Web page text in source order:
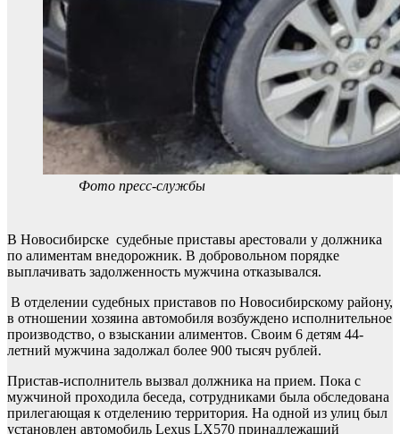
Фото пресс-службы
В Новосибирске судебные приставы арестовали у должника
по алиментам внедорожник. В добровольном порядке
выплачивать задолженность мужчина отказывался.
В отделении судебных приставов по Новосибирскому району,
в отношении хозяина автомобиля возбуждено исполнительное
производство, о взыскании алиментов. Своим 6 детям 44-
летний мужчина задолжал более 900 тысяч рублей.
Пристав-исполнитель вызвал должника на прием. Пока с
мужчиной проходила беседа, сотрудниками была обследована
прилегающая к отделению территория. На одной из улиц был
установлен автомобиль Lexus LX570 принадлежащий